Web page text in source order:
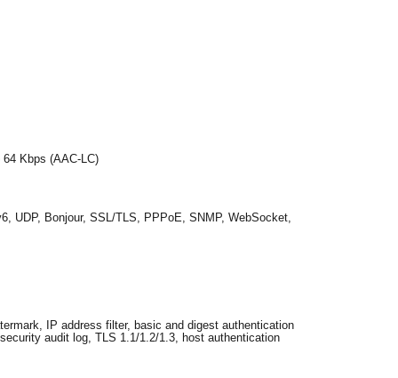
Kbps (AAC-LC)
UDP, Bonjour, SSL/TLS, PPPoE, SNMP, WebSocket,
IP address filter, basic and digest authentication
audit log, TLS 1.1/1.2/1.3, host authentication